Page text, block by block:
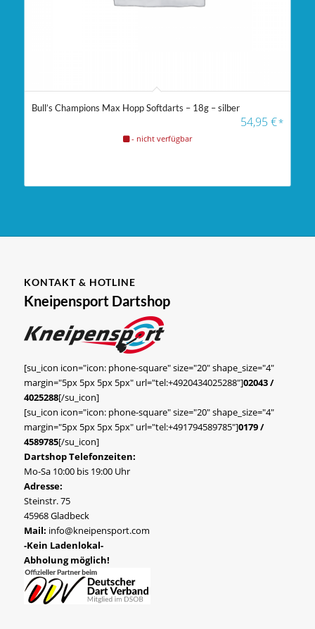
Bull’s Champions Max Hopp Softdarts – 18g – silber
54,95€*
- nicht verfügbar
KONTAKT & HOTLINE
Kneipensport Dartshop
[su_icon icon="icon: phone-square" size="20" shape_size="4"
margin="5px 5px 5px 5px" url="tel:+4920434025288"]02043 /
4025288[/su_icon]
[su_icon icon="icon: phone-square" size="20" shape_size="4"
margin="5px 5px 5px 5px" url="tel:+491794589785"]0179 /
4589785[/su_icon]
Dartshop Telefonzeiten:
Mo-Sa 10:00 bis 19:00 Uhr
Adresse:
Steinstr. 75
45968 Gladbeck
Mail: info@kneipensport.com
-Kein Ladenlokal-
Abholung möglich!